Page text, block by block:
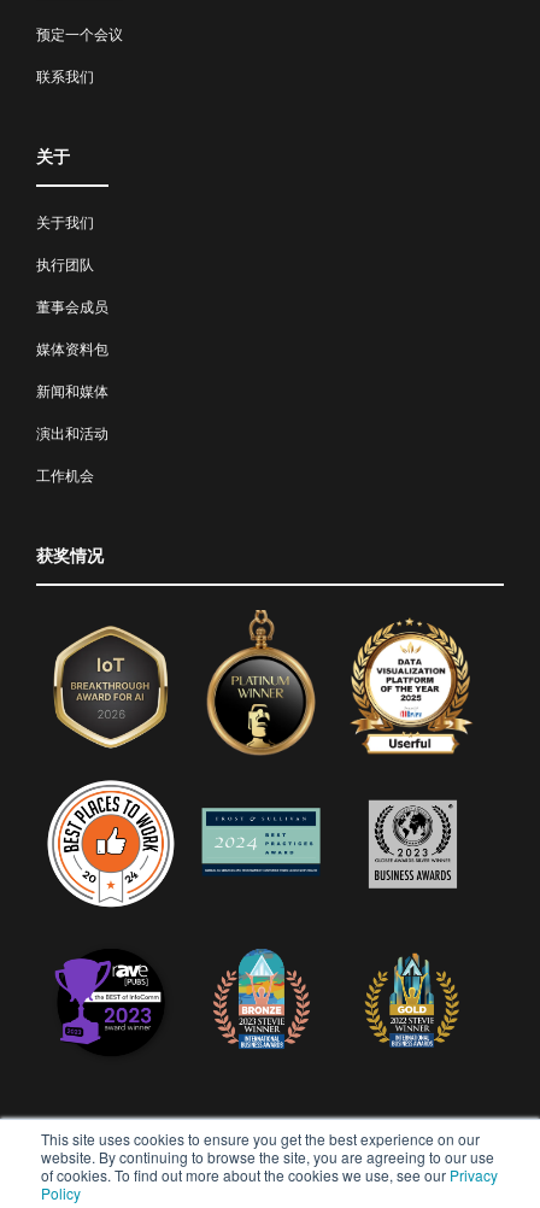
This site uses cookies to ensure you get the best experience on our
website. By continuing to browse the site, you are agreeing to our use
of cookies. To find out more about the cookies we use, see our Privacy
Policy
预定一个会议
联系我们
关于
关于我们
执行团队
董事会成员
媒体资料包
新闻和媒体
演出和活动
工作机会
获奖情况
版权所有 © 2026 Userful Corporation。保留所有权利。